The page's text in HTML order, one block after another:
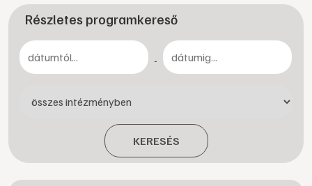
Részletes programkereső
-
KERESÉS